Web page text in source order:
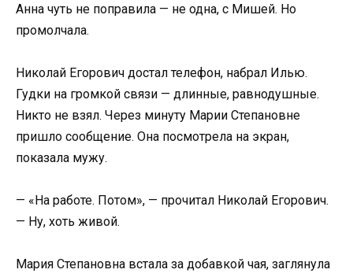
Анна чуть не поправила — не одна, с Мишей. Но
промолчала.
Николай Егорович достал телефон, набрал Илью.
Гудки на громкой связи — длинные, равнодушные.
Никто не взял. Через минуту Марии Степановне
пришло сообщение. Она посмотрела на экран,
показала мужу.
— «На работе. Потом», — прочитал Николай Егорович.
— Ну, хоть живой.
Мария Степановна встала за добавкой чая, заглянула